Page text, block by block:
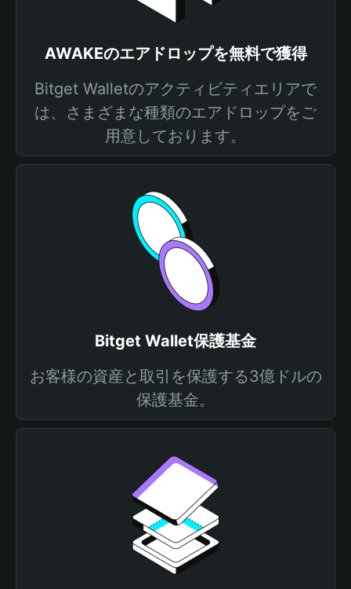
AWAKEのエアドロップを無料で獲得
Bitget Walletのアクティビティエリアで
は、さまざまな種類のエアドロップをご
用意しております。
Bitget Wallet保護基金
お客様の資産と取引を保護する3億ドルの
保護基金。